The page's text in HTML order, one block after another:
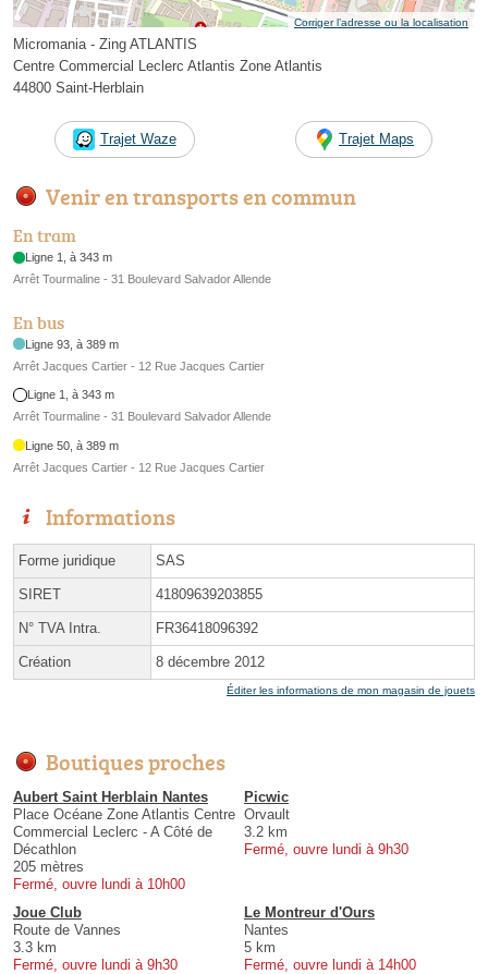
Corriger l’adresse ou la localisation
Micromania - Zing ATLANTIS
Centre Commercial Leclerc Atlantis Zone Atlantis
44800 Saint-Herblain
Trajet Waze Trajet Maps
Venir en transports en commun
En tram
Ligne 1, à 343 m
Arrêt Tourmaline - 31 Boulevard Salvador Allende
En bus
Ligne 93, à 389 m
Arrêt Jacques Cartier - 12 Rue Jacques Cartier
Ligne 1, à 343 m
Arrêt Tourmaline - 31 Boulevard Salvador Allende
Ligne 50, à 389 m
Arrêt Jacques Cartier - 12 Rue Jacques Cartier
Informations
Forme juridique SAS
SIRET 41809639203855
N° TVA Intra. FR36418096392
Création 8 décembre 2012
Éditer les informations de mon magasin de jouets
Boutiques proches
Aubert Saint Herblain Nantes
Place Océane Zone Atlantis Centre
Commercial Leclerc - A Côté de
Décathlon
205 mètres
Fermé, ouvre lundi à 10h00
Picwic
Orvault
3.2 km
Fermé, ouvre lundi à 9h30
Joue Club
Route de Vannes
3.3 km
Fermé, ouvre lundi à 9h30
Le Montreur d'Ours
Nantes
5 km
Fermé, ouvre lundi à 14h00